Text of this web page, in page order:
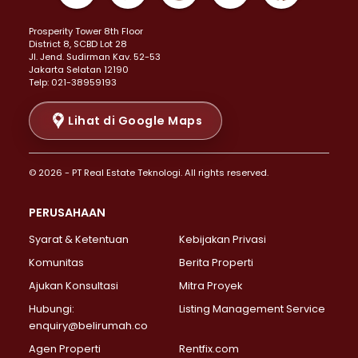
Properti Dijual di Menteng >
Properti Dijual di Senen >
Properti Dijual di Tanah Abang >
Properti Dijual di Cikini >
Properti Dijual di Kramat >
Properti Dijual di Pasar Baru >
Properti Dijual di Bendungan Hilir >
Properti Dijual di Jakarta Selatan >
Properti Dijual di Lebak Bulus >
Properti Dijual di Gandaria Selatan >
Properti Dijual di Pondok Labu >
Properti Dijual di Lenteng Agung >
Properti Dijual di Senayan >
Properti Dijual di Pondok Pinang >
Prosperity Tower 8th Floor
District 8, SCBD Lot 28
JI. Jend. Sudirman Kav. 52-53
Jakarta Selatan 12190
Telp: 021-38959193
Lihat di Google Maps
© 2026 - PT Real Estate Teknologi. All rights reserved.
PERUSAHAAN
Syarat & Ketentuan
Kebijakan Privasi
Komunitas
Berita Properti
Ajukan Konsultasi
Mitra Proyek
Hubungi:
enquiry@belirumah.co
Listing Management Service
Agen Properti Rentfix.com